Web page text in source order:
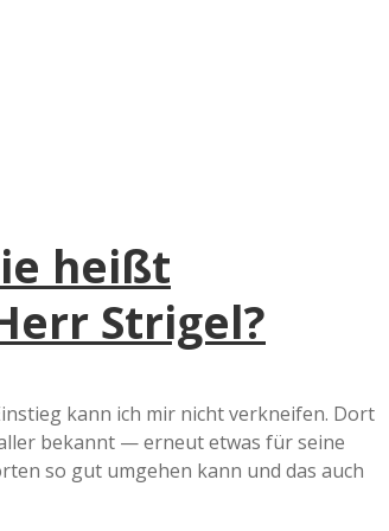
heißt
Strigel?
kann ich mir nicht verkneifen. Dort
bekannt — erneut etwas für seine
so gut umgehen kann und das auch